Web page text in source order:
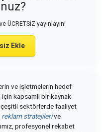
ÜCRETSİZ yayınlayın!
Ekle
ve işletmelerin hedef
kapsamlı bir kaynak
çeşitli sektörlerde faaliyet
reklam stratejilerive
profesyonel rekabet